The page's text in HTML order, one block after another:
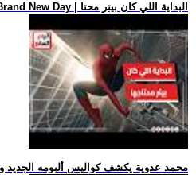
.. فيلم Spider-Man: Brand New Day | البداية اللي كان بيتر محتا
.. محمد عدوية يكشف كواليس ألبومه